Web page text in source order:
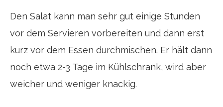
Den Salat kann man sehr gut einige Stunden
vor dem Servieren vorbereiten und dann erst
kurz vor dem Essen durchmischen. Er hält dann
noch etwa 2-3 Tage im Kühlschrank, wird aber
weicher und weniger knackig.